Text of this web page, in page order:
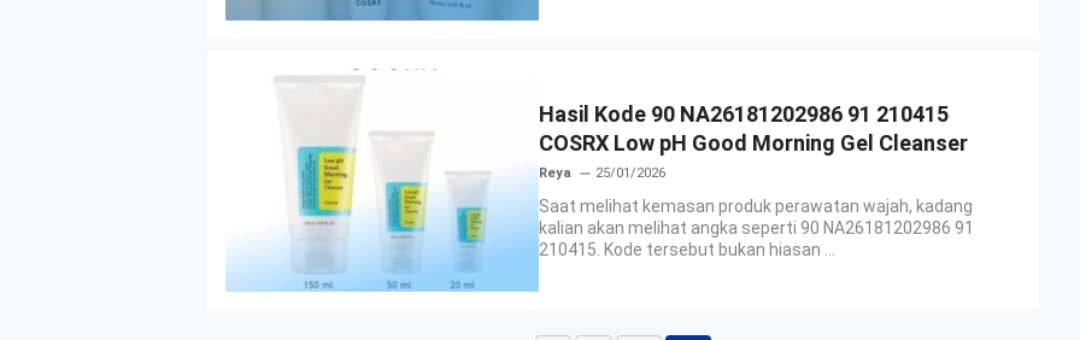
Hasil Kode 90 NA26181202986 91 210415
COSRX Low pH Good Morning Gel Cleanser
Reya 25/01/2026
Saat melihat kemasan produk perawatan wajah, kadang
kalian akan melihat angka seperti 90 NA26181202986 91
210415. Kode tersebut bukan hiasan ...